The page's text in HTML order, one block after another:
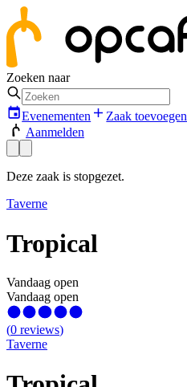
Zoeken naar
Evenementen Zaak toevoegen
Aanmelden
Deze zaak is stopgezet.
Taverne
Tropical
Vandaag open
Vandaag open
(0 reviews)
Taverne